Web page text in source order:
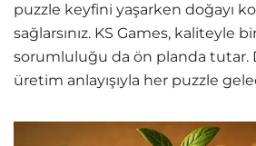
puzzle keyfini yaşarken doğayı
sağlarsınız. KS Games, kaliteyle
sorumluluğu da ön planda tutar.
üretim anlayışıyla her puzzle